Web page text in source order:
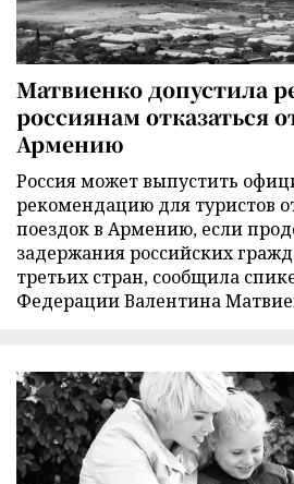
Матвиенко допустила
россиянам отказаться
Армению
Россия может выпустить
рекомендацию для туристов
поездок в Армению, если
задержания российских
третьих стран, сообщила
Федерации Валентина